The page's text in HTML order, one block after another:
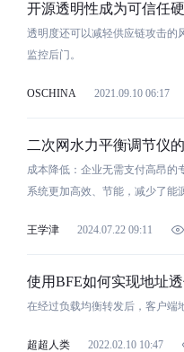
开源透明性成为可信任
透明 度还可以减轻供应链攻击的
监控后门。
OSCHINA 2021.09.10 06:17
​二次网水力平衡调节仪
成本降低：企业无需支付高昂的
系统更加高效、节能，减少了能
王学津 2024.07.22 09:11
使用BFE如何实现地址透
在经过负载均衡转发后，客户端
超超人类 2022.02.10 10:47